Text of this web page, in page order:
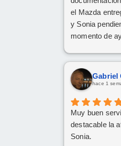
el Mazda
y Sonia
momento de
Gabriel
hace 1
Muy buen
destacable la
Sonia.